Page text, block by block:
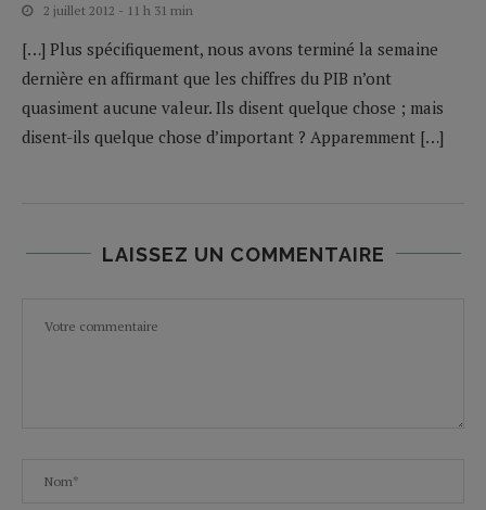
2 juillet 2012 - 11 h 31 min
[…] Plus spécifiquement, nous avons terminé la semaine
dernière en affirmant que les chiffres du PIB n’ont
quasiment aucune valeur. Ils disent quelque chose ; mais
disent-ils quelque chose d’important ? Apparemment […]
LAISSEZ UN COMMENTAIRE